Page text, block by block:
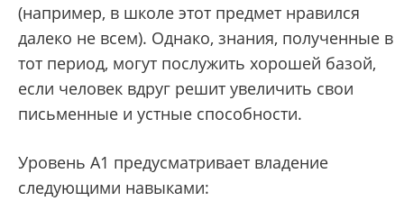
(например, в школе этот предмет нравился
далеко не всем). Однако, знания, полученные в
тот период, могут послужить хорошей базой,
если человек вдруг решит увеличить свои
письменные и устные способности.
Уровень А1 предусматривает владение
следующими навыками: